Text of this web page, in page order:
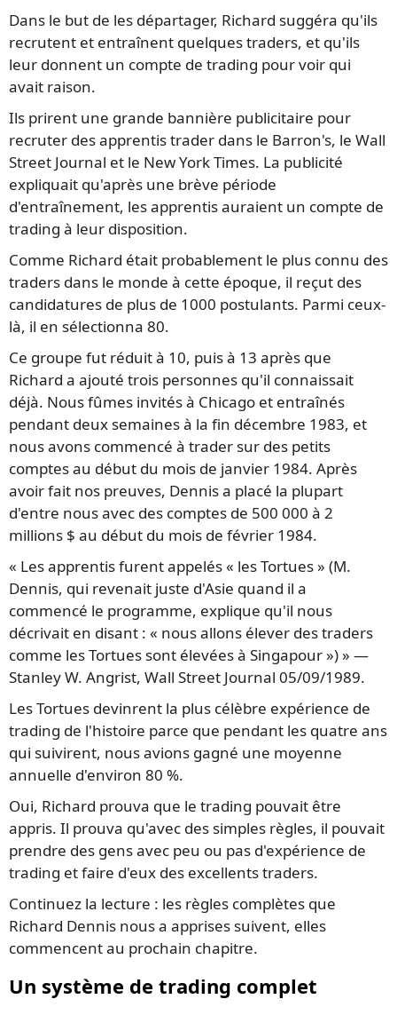
Dans le but de les départager, Richard suggéra qu'ils
recrutent et entraînent quelques traders, et qu'ils
leur donnent un compte de trading pour voir qui
avait raison.
Ils prirent une grande bannière publicitaire pour
recruter des apprentis trader dans le Barron's, le Wall
Street Journal et le New York Times. La publicité
expliquait qu'après une brève période
d'entraînement, les apprentis auraient un compte de
trading à leur disposition.
Comme Richard était probablement le plus connu des
traders dans le monde à cette époque, il reçut des
candidatures de plus de 1000 postulants. Parmi ceux-
là, il en sélectionna 80.
Ce groupe fut réduit à 10, puis à 13 après que
Richard a ajouté trois personnes qu'il connaissait
déjà. Nous fûmes invités à Chicago et entraînés
pendant deux semaines à la fin décembre 1983, et
nous avons commencé à trader sur des petits
comptes au début du mois de janvier 1984. Après
avoir fait nos preuves, Dennis a placé la plupart
d'entre nous avec des comptes de 500 000 à 2
millions $ au début du mois de février 1984.
« Les apprentis furent appelés « les Tortues » (M.
Dennis, qui revenait juste d'Asie quand il a
commencé le programme, explique qu'il nous
décrivait en disant : « nous allons élever des traders
comme les Tortues sont élevées à Singapour ») » —
Stanley W. Angrist, Wall Street Journal 05/09/1989.
Les Tortues devinrent la plus célèbre expérience de
trading de l'histoire parce que pendant les quatre ans
qui suivirent, nous avions gagné une moyenne
annuelle d'environ 80 %.
Oui, Richard prouva que le trading pouvait être
appris. Il prouva qu'avec des simples règles, il pouvait
prendre des gens avec peu ou pas d'expérience de
trading et faire d'eux des excellents traders.
Continuez la lecture : les règles complètes que
Richard Dennis nous a apprises suivent, elles
commencent au prochain chapitre.
Un système de trading complet